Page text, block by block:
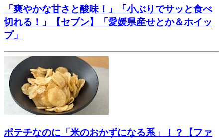
「爽やかな甘さと酸味！」「小ぶりでサッと食べ
切れる！」【セブン】「愛媛県産せとか＆ホイッ
プ」
ポテチなのに「米のおかずになる系」！？【ファ